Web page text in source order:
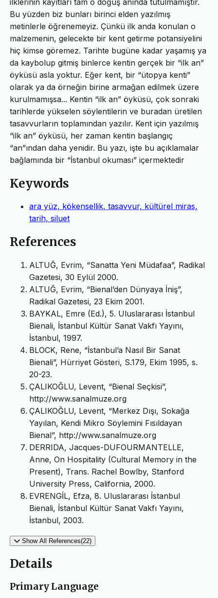
Bu yüzden biz bunları birinci elden yazılmış
metinlerle öğrenemeyiz. Çünkü ilk anda konulan o
malzemenin, gelecekte bir kent getirme potansiyelini
hiç kimse göremez. Tarihte bugüne kadar yaşamış ya
da kaybolup gitmiş binlerce kentin gerçek bir “ilk an”
öyküsü asla yoktur. Eğer kent, bir “ütopya kenti”
olarak ya da örneğin birine armağan edilmek üzere
kurulmamışsa... Kentin “ilk an” öyküsü, çok sonraki
tarihlerde yükselen söylentilerin ve buradan üretilen
tasavvurların toplamından yazılır. Kent için yazılmış
“ilk an” öyküsü, her zaman kentin başlangıç
“an”ından daha yenidir. Bu yazı, işte bu açıklamalar
bağlamında bir “İstanbul okuması” içermektedir
Keywords
ara yüz, kökensellik, tasavvur, kültürel miras,
tarih, siluet
References
ALTUĞ, Evrim, “Sanatta Yeni Müdafaa”, Radikal
Gazetesi, 30 Eylül 2000.
ALTUĞ, Evrim, “Bienal’den Dünyaya İniş”,
Radikal Gazetesi, 23 Ekim 2001.
BAYKAL, Emre (Ed.), 5. Uluslararası İstanbul
Bienali, İstanbul Kültür Sanat Vakfı Yayını,
İstanbul, 1997.
BLOCK, Rene, “İstanbul’a Nasıl Bir Sanat
Bienali”, Hürriyet Gösteri, S.179, Ekim 1995, s.
20-23.
ÇALIKOĞLU, Levent, “Bienal Seçkisi”,
http://www.sanalmuze.org
ÇALIKOĞLU, Levent, “Merkez Dışı, Sokağa
Yayılan, Kendi Mikro Söylemini Fısıldayan
Bienal”, http://www.sanalmuze.org
DERRIDA, Jacques-DUFOURMANTELLE,
Anne, On Hospitality (Cultural Memory in the
Present), Trans. Rachel Bowlby, Stanford
University Press, California, 2000.
EVRENGİL, Efza, 8. Uluslararası İstanbul
Bienali, İstanbul Kültür Sanat Vakfı Yayını,
İstanbul, 2003.
Show All References(22)
Details
Primary Language